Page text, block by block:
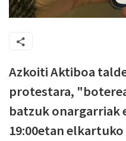
Azkoiti Aktiboa
protestara,
batzuk onargarriak
19:00etan